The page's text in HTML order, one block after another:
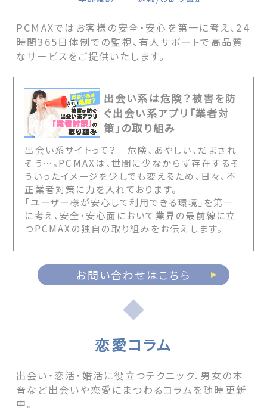
PCMAXではお客様の安全・安心を第一に考え、24
時間365日体制での監視、有人サポートで高品質
なサービスをご提供いたします。
出会い系は危険？被害を防
ぐ出会い系アプリ「業者対
策」の取り組み
出会い系サイトって？ 危険、あやしい、だまされ
そう…。PCMAXは、世間に少なからず存在するそ
ういったイメージを少しでも変えるため、日々、不
正業者対策に力を入れております。
「ユーザー様が安心して利用できる環境」を第一
に考え、安全・安心面において業界の最前線に立
つPCMAXの独自の取り組みをお伝えします。
お問い合わせはこちら
恋愛コラム
出会い・恋活・婚活に役立つテクニック、男女の本
音など出会いや恋愛にまつわるコラムを随時更新
中。